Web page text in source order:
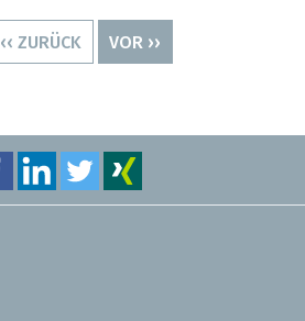
VORHERIGE
‹‹ ZURÜCK
NÄCHSTE
VOR ››